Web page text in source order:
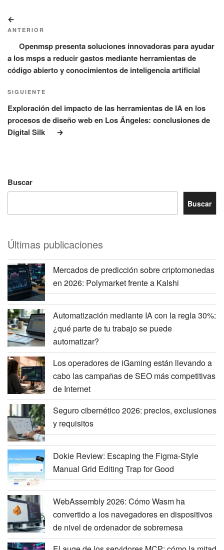
de
entradas
anterior:
ANTERIOR
Openmsp presenta soluciones innovadoras para ayudar
a los msps a reducir gastos mediante herramientas de
código abierto y conocimientos de inteligencia artificial
Siguiente
entrada
SIGUIENTE
Exploración del impacto de las herramientas de IA en los
procesos de diseño web en Los Ángeles: conclusiones de
Digital Silk
Buscar
Buscar
Últimas publicaciones
Mercados de predicción sobre criptomonedas
en 2026: Polymarket frente a Kalshi
Automatización mediante IA con la regla 30%:
¿qué parte de tu trabajo se puede
automatizar?
Los operadores de iGaming están llevando a
cabo las campañas de SEO más competitivas
de Internet
Seguro cibernético 2026: precios, exclusiones
y requisitos
Dokie Review: Escaping the Figma-Style
Manual Grid Editing Trap for Good
WebAssembly 2026: Cómo Wasm ha
convertido a los navegadores en dispositivos
de nivel de ordenador de sobremesa